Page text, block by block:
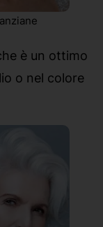
è un ottimo
o nel colore